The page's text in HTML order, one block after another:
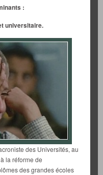
:
universitaire.
des Universités, au
la réforme de
des grandes écoles